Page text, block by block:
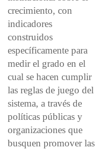
crecimiento, con
indicadores
construidos
específicamente para
medir el grado en el
cual se hacen cumplir
las reglas de juego del
sistema, a través de
políticas públicas y
organizaciones que
busquen promover las